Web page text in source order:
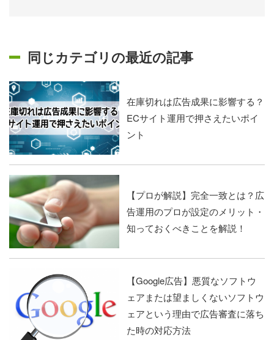
同じカテゴリの最近の記事
在庫切れは広告成果に影響する？
ECサイト運用で押さえたいポイ
ント
【プロが解説】完全一致とは？広
告運用のプロが設定のメリット・
知っておくべきことを解説！
【Google広告】悪質なソフトウ
ェアまたは望ましくないソフトウ
ェアという理由で広告審査に落ち
た時の対応方法